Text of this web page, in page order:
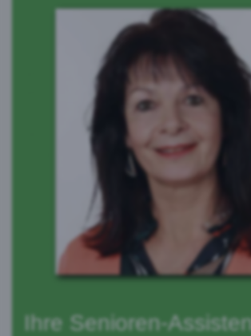
Ihre Senioren-